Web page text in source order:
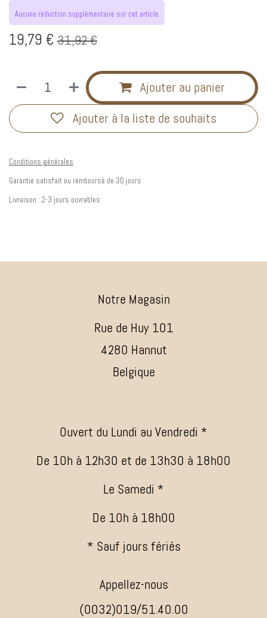
Aucune réduction supplémentaire sur cet article
19,79 € 31,92€
Ajouter au panier
Ajouter à la liste de souhaits
Conditions générales
Garantie satisfait ou remboursé de 30 jours
Livraison : 2-3 jours ouvrables
Notre Magasin
Rue de Huy 101
4280 Hannut
Belgique
Ouvert du Lundi au Vendredi *
De 10h à 12h30 et de 13h30 à 18h00
Le Samedi *
De 10h à 18h00
* Sauf jours fériés
Appellez-nous
(0032)019/51.40.00